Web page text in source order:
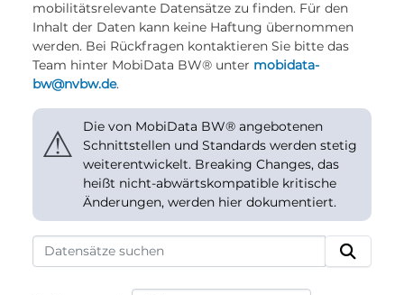
mobilitätsrelevante Datensätze zu finden. Für den
Inhalt der Daten kann keine Haftung übernommen
werden. Bei Rückfragen kontaktieren Sie bitte das
Team hinter MobiData BW® unter mobidata-
bw@nvbw.de.
⚠
Die von MobiData BW® angebotenen
Schnittstellen und Standards werden stetig
weiterentwickelt. Breaking Changes, das
heißt nicht-abwärtskompatible kritische
Änderungen, werden hier dokumentiert.